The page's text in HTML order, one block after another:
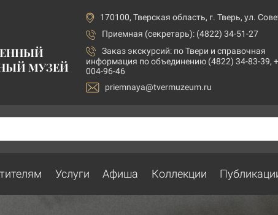
МУЗЕЙ
170100, Тверская область, г. Тверь, ул.
Приемная (секретарь): (4822) 34-51-27
Заказ экскурсий: по Твери и справочная
информация по объединению (4822) 34-83-39,
004-96-46
priemnaya@tvermuzeum.ru
Услуги Афиша Коллекции